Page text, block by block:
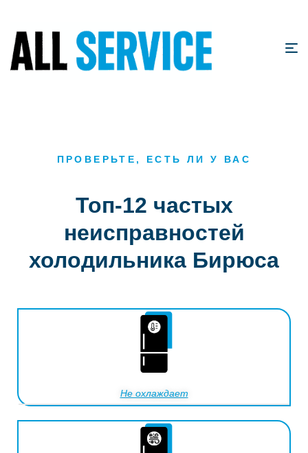
ПРОВЕРЬТЕ, ЕСТЬ ЛИ У ВАС
Топ-12 частых
неисправностей
холодильника Бирюса
Не охлаждает